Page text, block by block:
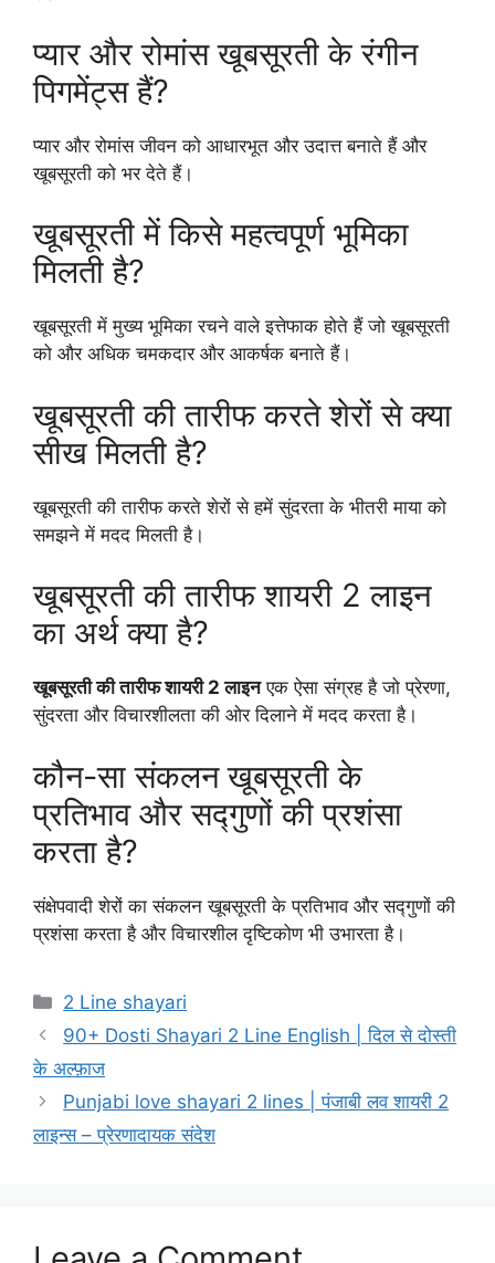
प्यार और रोमांस खूबसूरती के रंगीन
पिगमेंट्स हैं?
प्यार और रोमांस जीवन को आधारभूत और उदात्त बनाते हैं और
खूबसूरती को भर देते हैं।
खूबसूरती में किसे महत्वपूर्ण भूमिका
मिलती है?
खूबसूरती में मुख्य भूमिका रचने वाले इत्तेफाक होते हैं जो खूबसूरती
को और अधिक चमकदार और आकर्षक बनाते हैं।
खूबसूरती की तारीफ करते शेरों से क्या
सीख मिलती है?
खूबसूरती की तारीफ करते शेरों से हमें सुंदरता के भीतरी माया को
समझने में मदद मिलती है।
खूबसूरती की तारीफ शायरी 2 लाइन
का अर्थ क्या है?
खूबसूरती की तारीफ शायरी 2 लाइनएक ऐसा संग्रह है जो प्रेरणा,
सुंदरता और विचारशीलता की ओर दिलाने में मदद करता है।
कौन-सा संकलन खूबसूरती के
प्रतिभाव और सद्गुणों की प्रशंसा
करता है?
संक्षेपवादी शेरों का संकलन खूबसूरती के प्रतिभाव और सद्गुणों की
प्रशंसा करता है और विचारशील दृष्टिकोण भी उभारता है।
Categories
2 Line shayari
90+ Dosti Shayari 2 Line English | दिल से दोस्ती
के अल्फ़ाज
Punjabi love shayari 2 lines | पंजाबी लव शायरी 2
लाइन्स – प्रेरणादायक संदेश